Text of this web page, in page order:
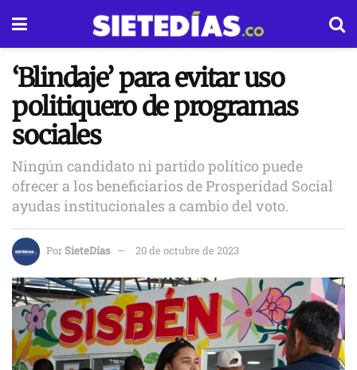
‘Blindaje’ para evitar uso
politiquero de programas
sociales
Ningún candidato ni partido político puede
ofrecer a los beneficiarios de Prosperidad Social
ayudas institucionales a cambio del voto.
PorSieteDías 20 de octubre de 2023